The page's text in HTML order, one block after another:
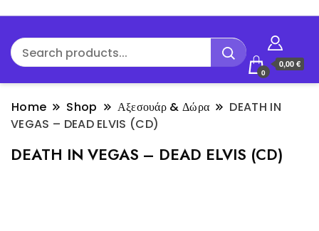
0
0,00 €
Home Shop Αξεσουάρ & Δώρα
DEATH IN
VEGAS – DEAD ELVIS (CD)
DEATH IN VEGAS – DEAD ELVIS (CD)